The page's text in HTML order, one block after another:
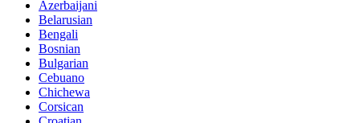
Azerbaijani
Belarusian
Bengali
Bosnian
Bulgarian
Cebuano
Chichewa
Corsican